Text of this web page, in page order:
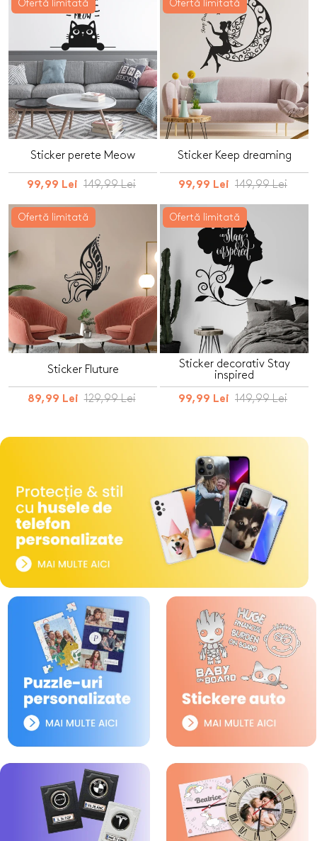
Ofertă limitată
Sticker perete Meow
99,99 Lei 149,99 Lei
Ofertă limitată
Sticker Keep dreaming
99,99 Lei 149,99 Lei
Ofertă limitată
Sticker Fluture
89,99 Lei 129,99 Lei
Ofertă limitată
Sticker decorativ Stay
inspired
99,99 Lei 149,99 Lei